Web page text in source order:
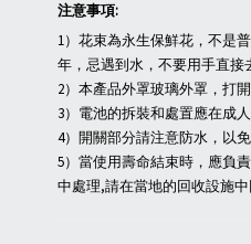
注意事項:
1）花束為永生保鮮花，不是
年，忌遇到水，不要用手直接
2）本產品外罩玻璃外罩，打
3）電池的拆裝和處置應在成
4）開關部分請注意防水，以
5）當使用壽命結束時，應負
中處理,請在當地的回收設施